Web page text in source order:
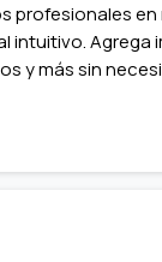
profesionales
intuitivo. Agrega
y más sin